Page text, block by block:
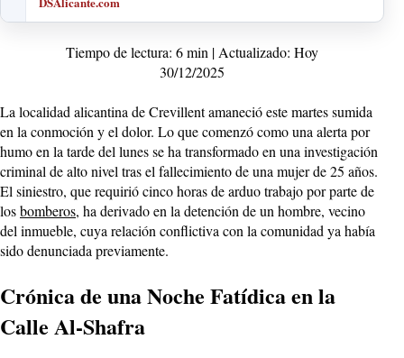
Tiempo de lectura: 6 min | Actualizado: Hoy
30/12/2025
La localidad alicantina de Crevillent amaneció este martes sumida
en la conmoción y el dolor. Lo que comenzó como una alerta por
humo en la tarde del lunes se ha transformado en una investigación
criminal de alto nivel tras el fallecimiento de una mujer de 25 años.
El siniestro, que requirió cinco horas de arduo trabajo por parte de
losbomberos, ha derivado en la detención de un hombre, vecino
del inmueble, cuya relación conflictiva con la comunidad ya había
sido denunciada previamente.
Crónica de una Noche Fatídica en la
Calle Al-Shafra